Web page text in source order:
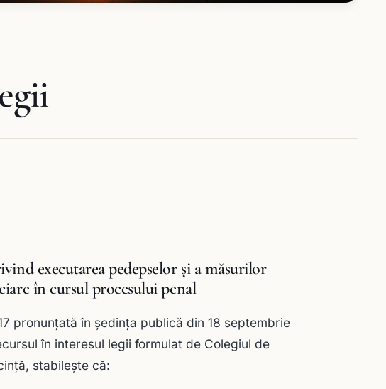
executarea pedepselor şi a măsurilor
în cursul procesului penal
pronunţată în şedinţa publică din 18 septembrie
în interesul legii formulat de Colegiul de
stabileşte că: